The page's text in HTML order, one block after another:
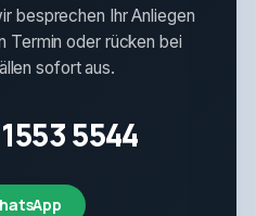
besprechen Ihr Anliegen
Termin oder rücken bei
sofort aus.
5544